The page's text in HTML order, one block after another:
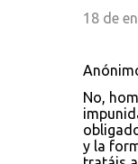
18 de
No,
y la